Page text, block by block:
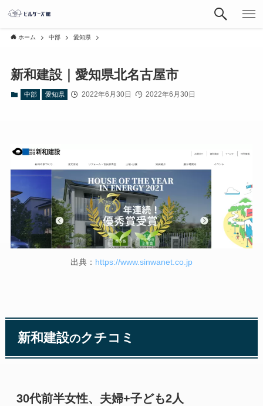
ホーム 中部 愛知県
新和建設｜愛知県北名古屋市
中部 愛知県 2022年6月30日 2022年6月30日
出典： https://www.sinwanet.co.jp
新和建設のクチコミ
30代前半女性、夫婦+子ども2人